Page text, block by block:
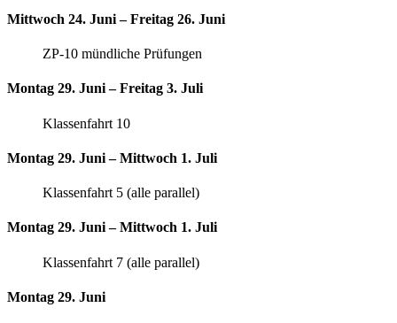
Mittwoch 24. Juni – Freitag 26. Juni
ZP-10 mündliche Prüfungen
Montag 29. Juni – Freitag 3. Juli
Klassenfahrt 10
Montag 29. Juni – Mittwoch 1. Juli
Klassenfahrt 5 (alle parallel)
Montag 29. Juni – Mittwoch 1. Juli
Klassenfahrt 7 (alle parallel)
Montag 29. Juni